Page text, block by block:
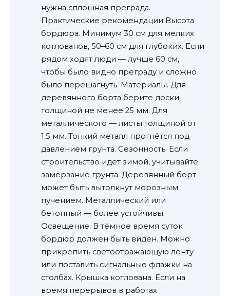
нужна сплошная преграда.
Практические рекомендации Высота
бордюра. Минимум 30 см для мелких
котлованов, 50–60 см для глубоких. Если
рядом ходят люди — лучше 60 см,
чтобы было видно преграду и сложно
было перешагнуть. Материалы. Для
деревянного борта берите доски
толщиной не менее 25 мм. Для
металлического — листы толщиной от
1,5 мм. Тонкий металл прогнётся под
давлением грунта. Сезонность. Если
строительство идёт зимой, учитывайте
замерзание грунта. Деревянный борт
может быть вытолкнут морозным
пучением. Металлический или
бетонный — более устойчивы.
Освещение. В тёмное время суток
бордюр должен быть виден. Можно
прикрепить светоотражающую ленту
или поставить сигнальные флажки на
столбах. Крышка котлована. Если на
время перерывов в работах